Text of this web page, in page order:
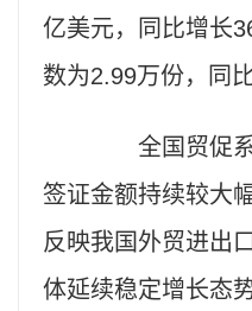
亿美元，同比增长
数为2.99万份，同
全国贸促系
签证金额持续较大
反映我国外贸进出
体延续稳定增长态